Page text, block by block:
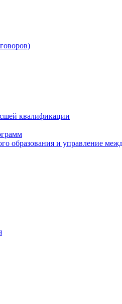
квалификации
образования и управление